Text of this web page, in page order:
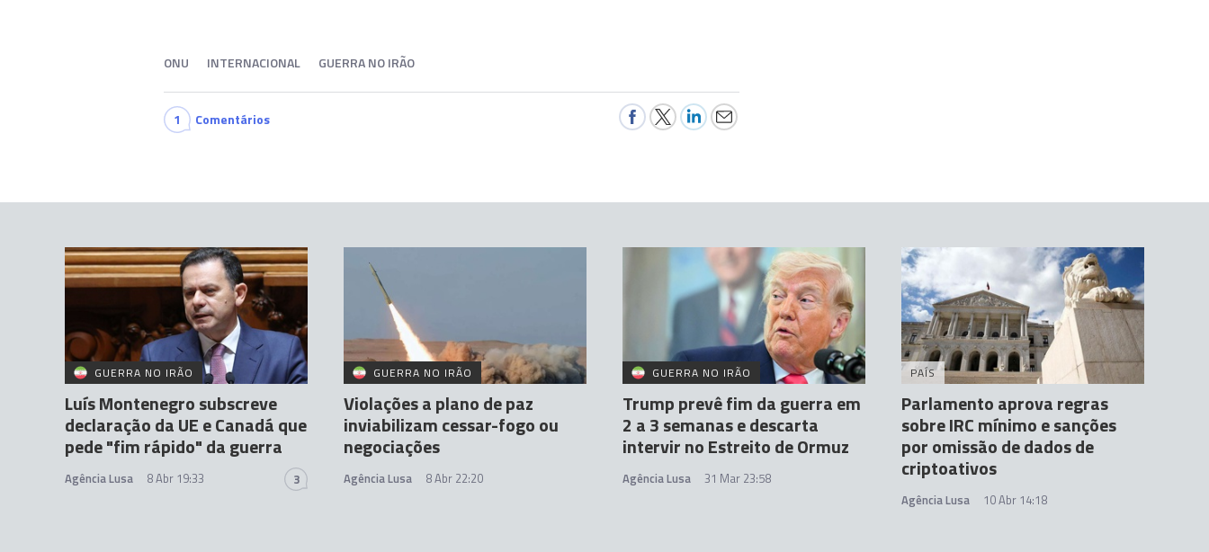
ONU INTERNACIONAL GUERRA NO IRÃO
1 Comentários
GUERRA NO IRÃO
Luís Montenegro subscreve
declaração da UE e Canadá que
pede "fim rápido" da guerra
Agência Lusa 8 Abr 19:33 3
GUERRA NO IRÃO
Violações a plano de paz
inviabilizam cessar-fogo ou
negociações
Agência Lusa 8 Abr 22:20
GUERRA NO IRÃO
Trump prevê fim da guerra em
2 a 3 semanas e descarta
intervir no Estreito de Ormuz
Agência Lusa 31 Mar 23:58
PAÍS
Parlamento aprova regras
sobre IRC mínimo e sanções
por omissão de dados de
criptoativos
Agência Lusa 10 Abr 14:18